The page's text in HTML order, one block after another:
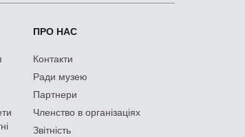
ПРО НАС
Контакти
Ради музею
Партнери
Членство в організаціях
Звітність